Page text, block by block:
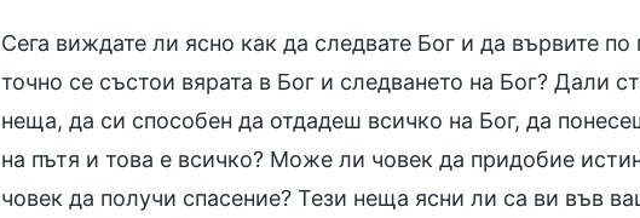
Сега виждате ли ясно как да следвате Бог и да вървите
точно се състои вярата в Бог и следването на Бог? Дали
неща, да си способен да отдадеш всичко на Бог, да
на пътя и това е всичко? Може ли човек да придобие
човек да получи спасение? Тези неща ясни ли са ви във